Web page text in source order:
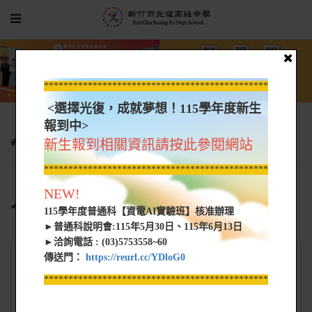
行政單位 人事室 人事主任信箱
人事主任信箱
主旨*
*****************************************************
<選擇光復，成就夢想！115學年度新生
報到中>
新生報到相關資訊請按此參閱網站
*****************************************************
NEW!
115學年度普通科【資電AI實驗班】核准辦理
►普通科說明會:115年5月30日、115年6月13日
►洽詢電話 : (03)5753558~60
傳送門： https://reurl.cc/YDloG0
*****************************************************